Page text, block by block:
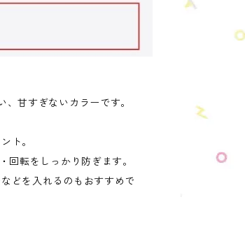
甘すぎないカラーです。
ト。
転をしっかり防ぎます。
どを入れるのもおすすめで